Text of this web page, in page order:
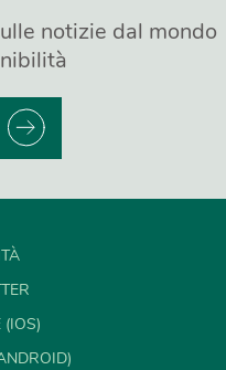
notizie dal mondo